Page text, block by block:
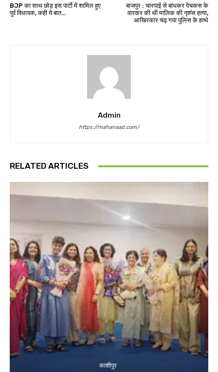
BJP का साथ छोड़ इस पार्टी में शामिल हुए
पूर्व विधायक, कही ये बात…
बाजपुर : चारपाई से बांधकर पेचकस के
वारकर की थी मालिक की नृशंस हत्या,
आखिरकार चढ़ गया पुलिस के हत्थे
Admin
https://mahanaad.com/
RELATED ARTICLES
काशीपुर